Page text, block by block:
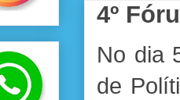
4º
No dia
de